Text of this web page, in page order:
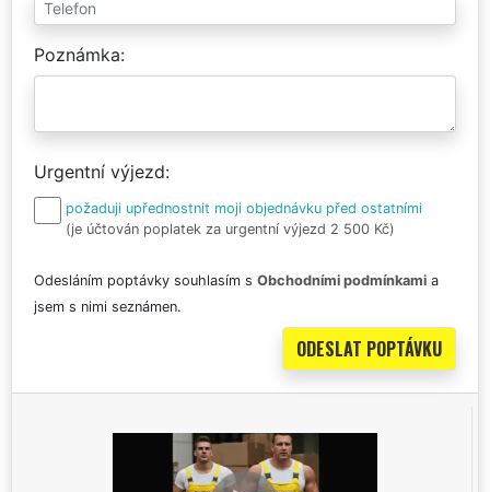
Poznámka
Urgentní výjezd
požaduji upřednostnit moji objednávku před ostatními
(je účtován poplatek za urgentní výjezd 2 500 Kč)
Odesláním poptávky souhlasím s Obchodními podmínkami a
jsem s nimi seznámen.